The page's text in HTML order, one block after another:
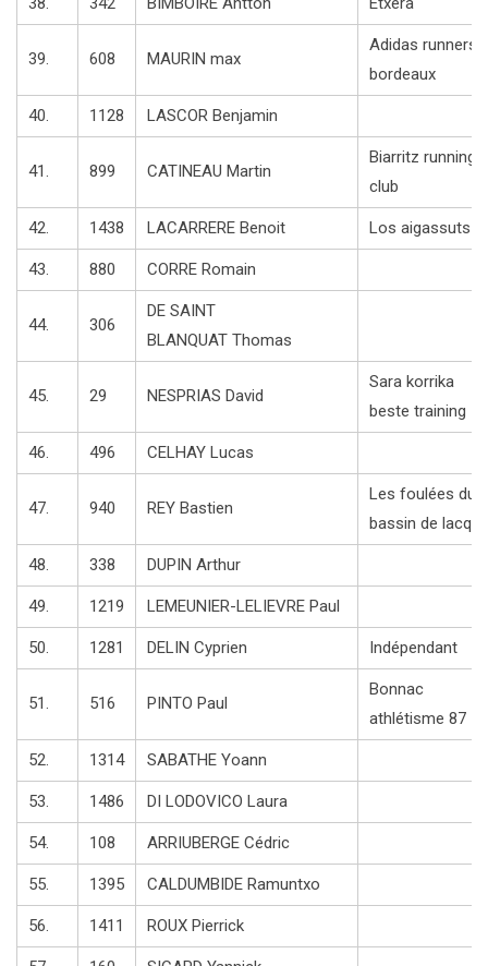
39. 608 MAURIN max
Adidas runners
bordeaux
40. 1128 LASCOR Benjamin
41. 899 CATINEAU Martin
Biarritz running
club
42. 1438 LACARRERE Benoit Los aigassuts
43. 880 CORRE Romain
44. 306
DE SAINT
BLANQUAT Thomas
45. 29 NESPRIAS David
Sara korrika
beste training
46. 496 CELHAY Lucas
47. 940 REY Bastien
Les foulées du
bassin de lacq
48. 338 DUPIN Arthur
49. 1219 LEMEUNIER-LELIEVRE Paul
50. 1281 DELIN Cyprien Indépendant
51. 516 PINTO Paul
Bonnac
athlétisme 87
52. 1314 SABATHE Yoann
53. 1486 DI LODOVICO Laura
54. 108 ARRIUBERGE Cédric
55. 1395 CALDUMBIDE Ramuntxo
56. 1411 ROUX Pierrick